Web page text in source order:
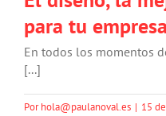
para tu empresa
En todos los momentos
[...]
Porhola@paulanoval.es | 15